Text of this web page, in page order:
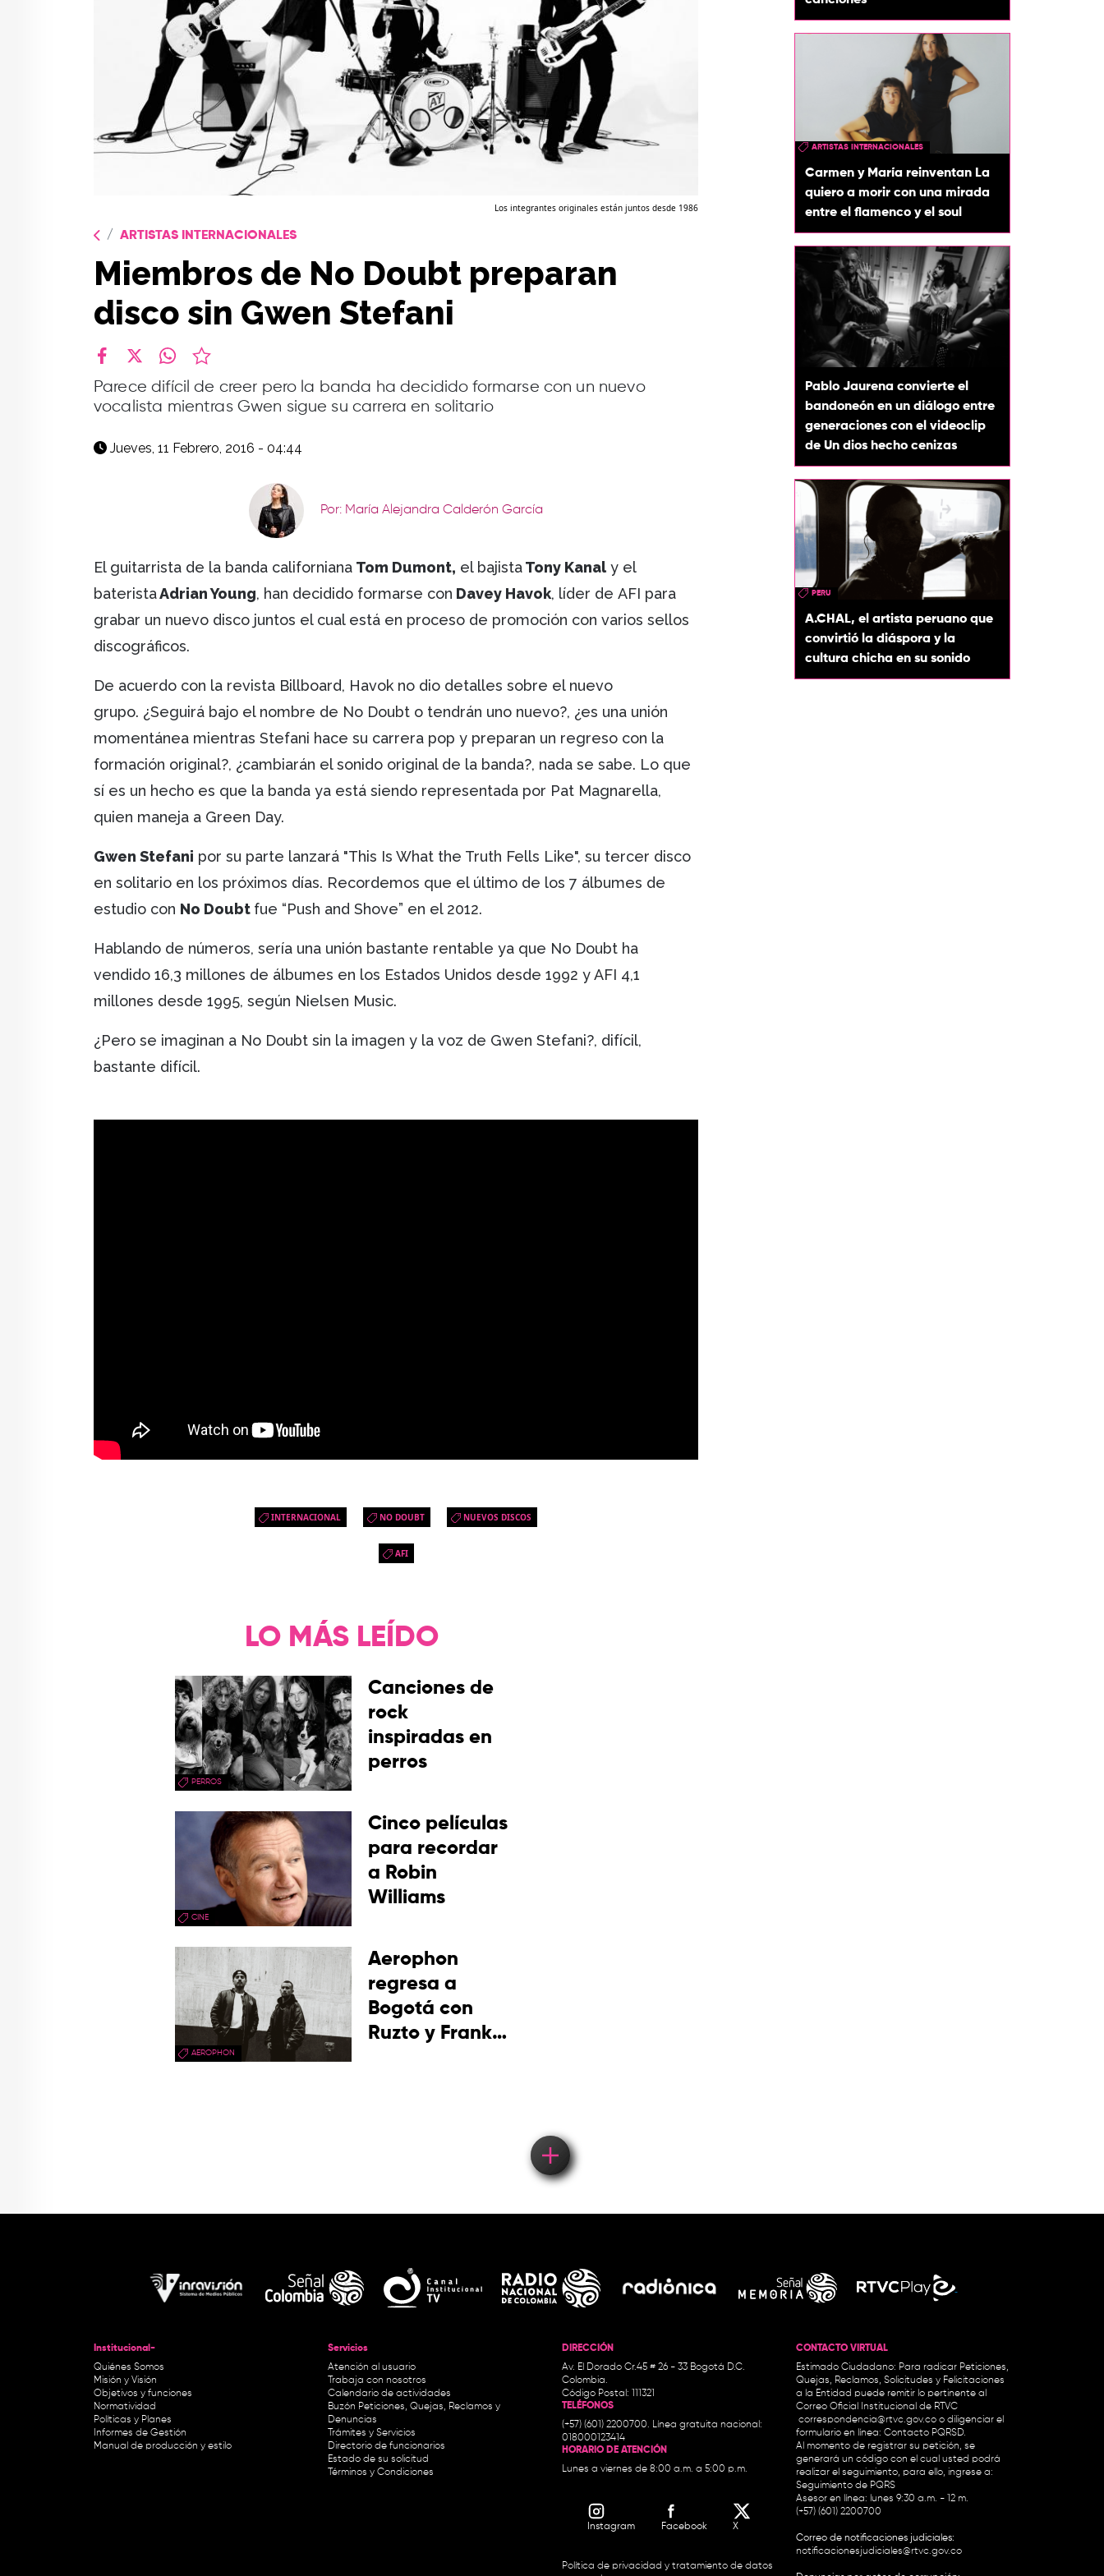
Los integrantes originales están juntos desde 1986
ARTISTAS INTERNACIONALES
Miembros de No Doubt preparan
disco sin Gwen Stefani
Parece difícil de creer pero la banda ha decidido formarse con un nuevo
vocalista mientras Gwen sigue su carrera en solitario
Jueves, 11 Febrero, 2016 - 04:44
Por: María Alejandra Calderón García
El guitarrista de la banda californiana Tom Dumont, el bajistaTony Kanal y el
bateristaAdrian Young, han decidido formarse con Davey Havok, líder de AFI para
grabar un nuevo disco juntos el cual está en proceso de promoción con varios sellos
discográficos.
De acuerdo con la revista Billboard, Havok no dio detalles sobre el nuevo
grupo. ¿Seguirá bajo el nombre de No Doubt o tendrán uno nuevo?, ¿es una unión
momentánea mientras Stefani hace su carrera pop y preparan un regreso con la
formación original?, ¿cambiarán el sonido original de la banda?, nada se sabe. Lo que
sí es un hecho es que la banda ya está siendo representada por Pat Magnarella,
quien maneja a Green Day.
Gwen Stefani por su parte lanzará "This Is What the Truth Fells Like", su tercer disco
en solitario en los próximos días. Recordemos que el último de los 7 álbumes de
estudio con No Doubt fue “Push and Shove” en el 2012.
Hablando de números, sería una unión bastante rentable ya que No Doubt ha
vendido 16,3 millones de álbumes en los Estados Unidos desde 1992 y AFI 4,1
millones desde 1995, según Nielsen Music.
¿Pero se imaginan a No Doubt sin la imagen y la voz de Gwen Stefani?, difícil,
bastante difícil.
INTERNACIONAL NO DOUBT NUEVOS DISCOS
AFI
ARTISTAS INTERNACIONALES
Carmen y María reinventan La
quiero a morir con una mirada
entre el flamenco y el soul
Pablo Jaurena convierte el
bandoneón en un diálogo entre
generaciones con el videoclip
de Un dios hecho cenizas
PERU
A.CHAL, el artista peruano que
convirtió la diáspora y la
cultura chicha en su sonido
LO MÁS LEÍDO
PERROS
Canciones de
rock
inspiradas en
perros
CINE
Cinco películas
para recordar
a Robin
Williams
AEROPHON
Aerophon
regresa a
Bogotá con
Ruzto y Frank
Institucional-
Quiénes Somos
Misión y Visión
Objetivos y funciones
Normatividad
Políticas y Planes
Informes de Gestión
Manual de producción y estilo
Servicios
Atención al usuario
Trabaja con nosotros
Calendario de actividades
Buzón Peticiones, Quejas, Reclamos y
Denuncias
Trámites y Servicios
Directorio de funcionarios
Estado de su solicitud
Términos y Condiciones
DIRECCIÓN
Av. El Dorado Cr.45 # 26 - 33 Bogotá D.C.
Colombia.
Código Postal: 111321
TELÉFONOS
(+57) (601) 2200700. Línea gratuita nacional:
018000123414
HORARIO DE ATENCIÓN
Lunes a viernes de 8:00 a.m. a 5:00 p.m.
Instagram Facebook X
Política de privacidad y tratamiento de datos
CONTACTO VIRTUAL
Estimado Ciudadano: Para radicar Peticiones,
Quejas, Reclamos, Solicitudes y Felicitaciones
a la Entidad puede remitir lo pertinente al
Correo Oficial Institucional de RTVC
correspondencia@rtvc.gov.co o diligenciar el
formulario en línea: Contacto PQRSD.
Al momento de registrar su petición, se
generará un código con el cual usted podrá
realizar el seguimiento, para ello, ingrese a:
Seguimiento de PQRS
Asesor en línea: lunes 9:30 a.m. - 12 m.
(+57) (601) 2200700
Correo de notificaciones judiciales:
notificacionesjudiciales@rtvc.gov.co